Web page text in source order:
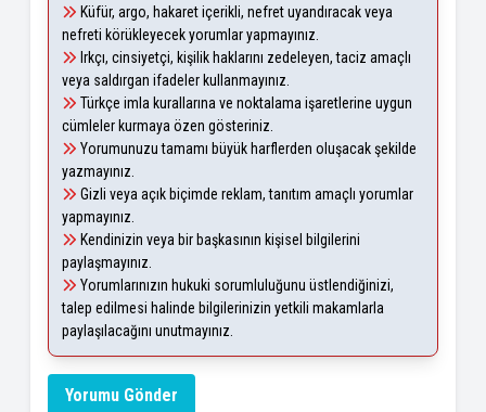
Küfür, argo, hakaret içerikli, nefret uyandıracak veya
nefreti körükleyecek yorumlar yapmayınız.
Irkçı, cinsiyetçi, kişilik haklarını zedeleyen, taciz amaçlı
veya saldırgan ifadeler kullanmayınız.
Türkçe imla kurallarına ve noktalama işaretlerine uygun
cümleler kurmaya özen gösteriniz.
Yorumunuzu tamamı büyük harflerden oluşacak şekilde
yazmayınız.
Gizli veya açık biçimde reklam, tanıtım amaçlı yorumlar
yapmayınız.
Kendinizin veya bir başkasının kişisel bilgilerini
paylaşmayınız.
Yorumlarınızın hukuki sorumluluğunu üstlendiğinizi,
talep edilmesi halinde bilgilerinizin yetkili makamlarla
paylaşılacağını unutmayınız.
Yorumu Gönder